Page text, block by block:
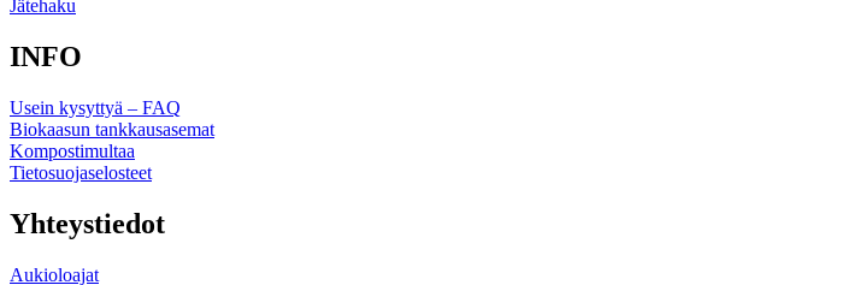
Jätehaku
INFO
Usein kysyttyä – FAQ
Biokaasun tankkausasemat
Kompostimultaa
Tietosuojaselosteet
Yhteystiedot
Aukioloajat